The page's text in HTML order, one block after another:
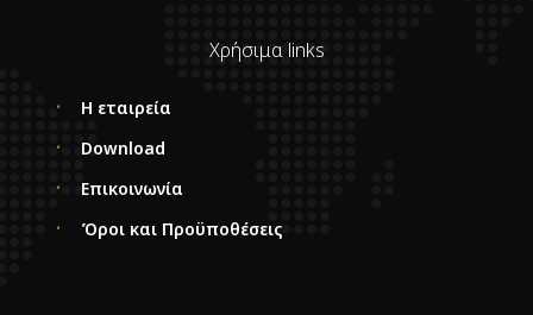
Χρήσιμα links
Η εταιρεία
Download
Επικοινωνία
Όροι και Προϋποθέσεις